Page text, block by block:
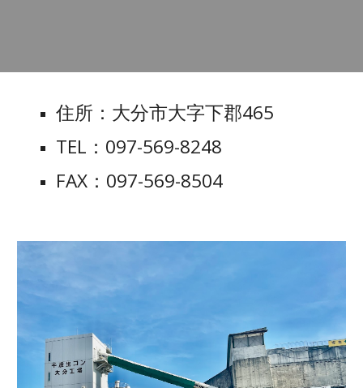
住所：大分市大字下郡465
TEL：097-569-8248
FAX：097-569-8504